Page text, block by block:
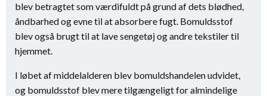
blev betragtet som værdifuldt på grund af dets blødhed,
åndbarhed og evne til at absorbere fugt. Bomuldsstof
blev også brugt til at lave sengetøj og andre tekstiler til
hjemmet.
I løbet af middelalderen blev bomuldshandelen udvidet,
og bomuldsstof blev mere tilgængeligt for almindelige